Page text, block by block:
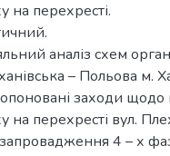
на перехресті.
аналіз схем
– Польова м.
заходи щодо
на перехресті вул.
4 – х